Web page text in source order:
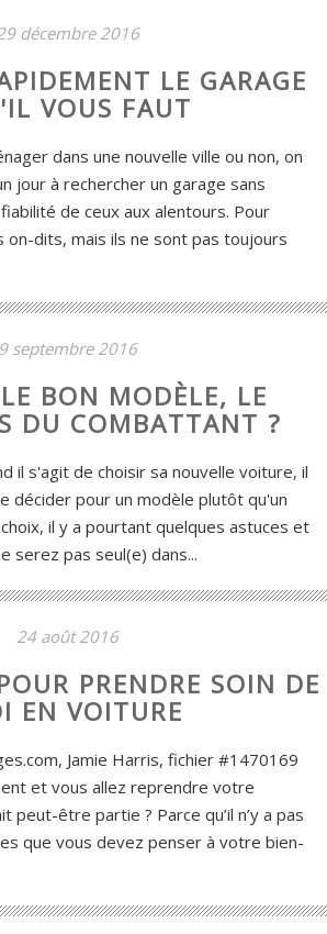
décembre 2016
LE GARAGE
VOUS FAUT
dans une nouvelle ville ou non, on
jour à rechercher un garage sans
de ceux aux alentours. Pour
on-dits, mais ils ne sont pas toujours
9 septembre 2016
BON MODÈLE, LE
DU COMBATTANT ?
il s'agit de choisir sa nouvelle voiture, il
décider pour un modèle plutôt qu'un
il y a pourtant quelques astuces et
serez pas seul(e) dans...
24 août 2016
PRENDRE SOIN DE
EN VOITURE
Jamie Harris, fichier #1470169
et vous allez reprendre votre
peut-être partie ? Parce qu’il n’y a pas
que vous devez penser à votre bien-